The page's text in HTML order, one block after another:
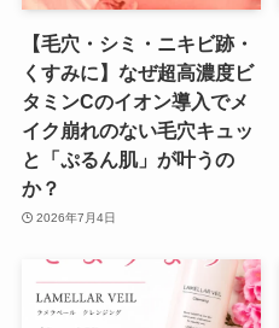
【毛穴・シミ・ニキビ跡・
くすみに】なぜ超高濃度ビ
タミンCのイオン導入でメ
イク崩れのない毛穴キュッ
と「ぷるん肌」が叶うの
か？
2026年7月4日